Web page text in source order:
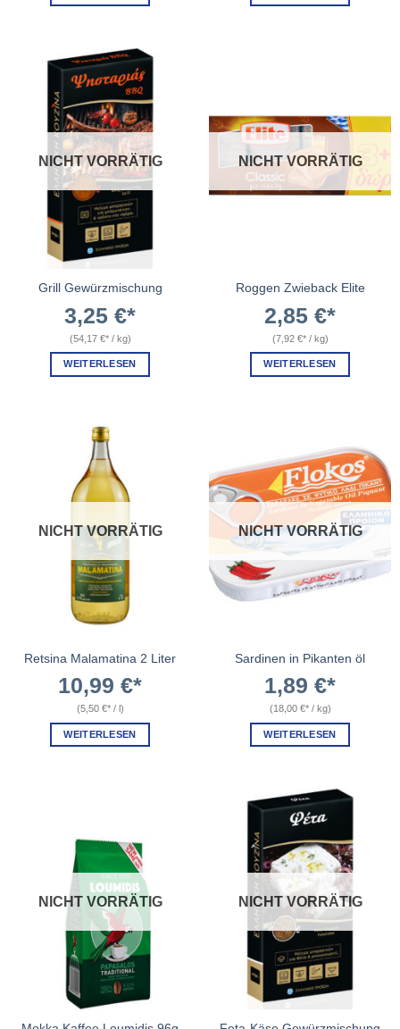
NICHT VORRÄTIG
Grill Gewürzmischung
3,25 €
(54,17 € / kg)
WEITERLESEN
NICHT VORRÄTIG
Roggen Zwieback Elite
2,85 €
(7,92 € / kg)
WEITERLESEN
NICHT VORRÄTIG
Retsina Malamatina 2 Liter
10,99 €
(5,50 € / )
WEITERLESEN
NICHT VORRÄTIG
Sardinen in Pikanten öl
1,89 €
(18,00 € / kg)
WEITERLESEN
NICHT VORRÄTIG NICHT VORRÄTIG